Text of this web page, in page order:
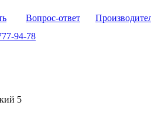
Вопрос-ответ
94-78
5